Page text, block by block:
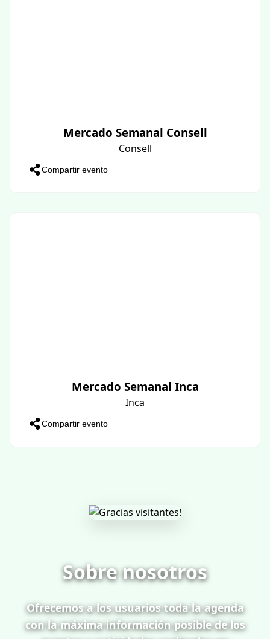
Mercado Semanal Consell
Consell
Compartir evento
Mercado Semanal Inca
Inca
Compartir evento
Sobre nosotros
Ofrecemos a los usuarios toda la agenda
con la máxima información posible de los